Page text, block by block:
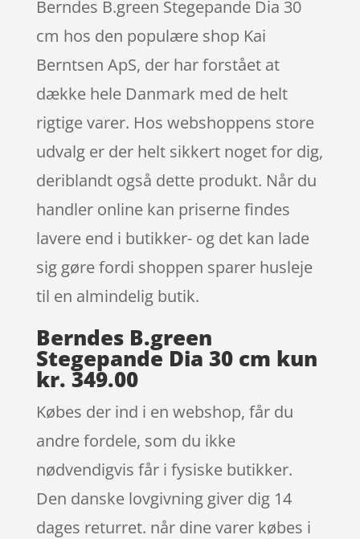
Berndes B.green Stegepande Dia 30
cm hos den populære shop Kai
Berntsen ApS, der har forstået at
dække hele Danmark med de helt
rigtige varer. Hos webshoppens store
udvalg er der helt sikkert noget for dig,
deriblandt også dette produkt. Når du
handler online kan priserne findes
lavere end i butikker- og det kan lade
sig gøre fordi shoppen sparer husleje
til en almindelig butik.
Berndes B.green
Stegepande Dia 30 cm kun
kr. 349.00
Købes der ind i en webshop, får du
andre fordele, som du ikke
nødvendigvis får i fysiske butikker.
Den danske lovgivning giver dig 14
dages returret. når dine varer købes i